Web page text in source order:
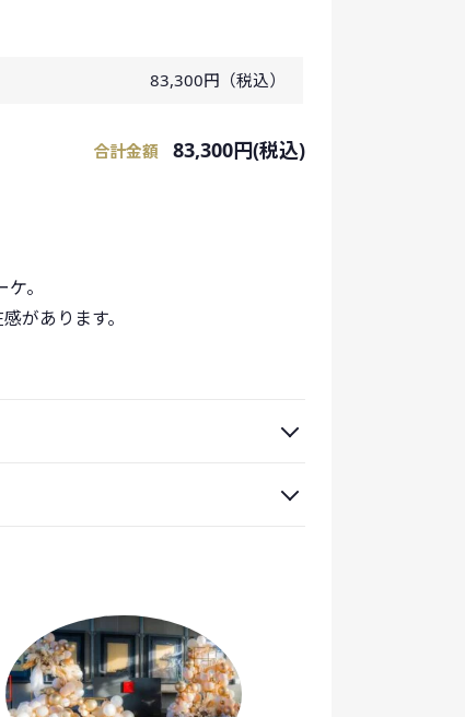
83,300円（税込）
合計金額 83,300円(税込)
。
があります。